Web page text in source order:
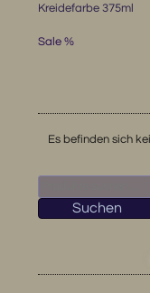
Kreidefarbe 375ml
Sale %
Es befinden sich
nach:
Suchen